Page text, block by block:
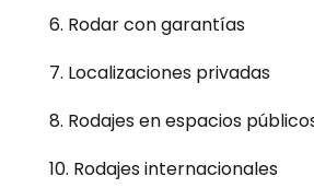
6. Rodar con garantías
7. Localizaciones privadas
8. Rodajes en espacios
10. Rodajes internacionales